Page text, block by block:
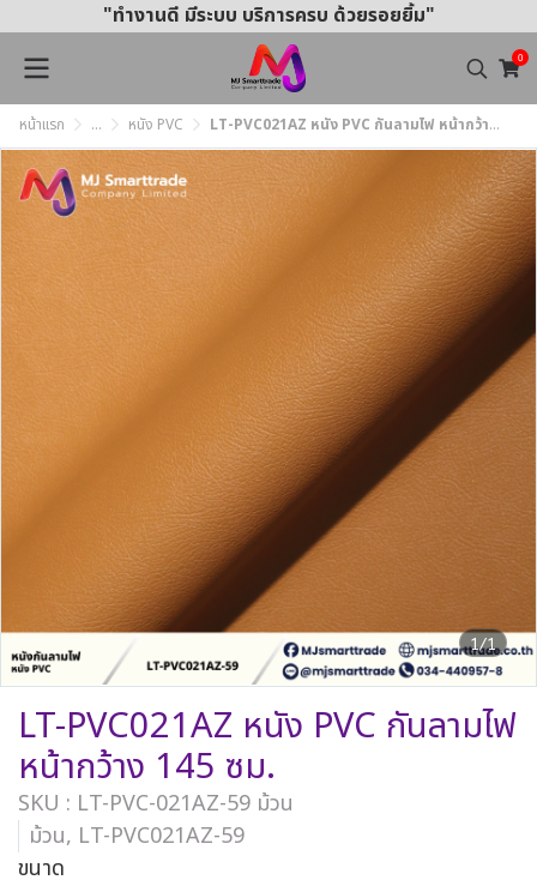
"ทำงานดี มีระบบ บริการครบ ด้วยรอยยิ้ม"
0
หน้าแรก ... หนัง PVC LT-PVC021AZ หนัง PVC กันลามไฟ หน้ากว้าง 145 ซม.
1/1
LT-PVC021AZ หนัง PVC กันลามไฟ
หน้ากว้าง 145 ซม.
SKU : LT-PVC-021AZ-59 ม้วน
ม้วน, LT-PVC021AZ-59
ขนาด